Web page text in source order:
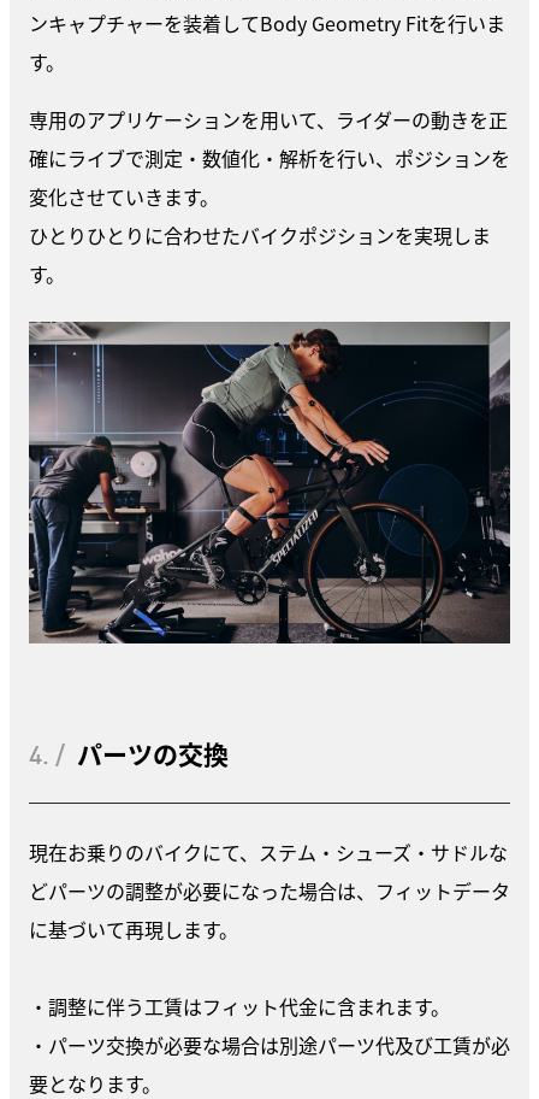
ンキャプチャーを装着してBody Geometry Fitを行いま
す。
専用のアプリケーションを用いて、ライダーの動きを正
確にライブで測定・数値化・解析を行い、ポジションを
変化させていきます。
ひとりひとりに合わせたバイクポジションを実現しま
す。
4. / パーツの交換
現在お乗りのバイクにて、ステム・シューズ・サドルな
どパーツの調整が必要になった場合は、フィットデータ
に基づいて再現します。
・調整に伴う工賃はフィット代金に含まれます。
・パーツ交換が必要な場合は別途パーツ代及び工賃が必
要となります。